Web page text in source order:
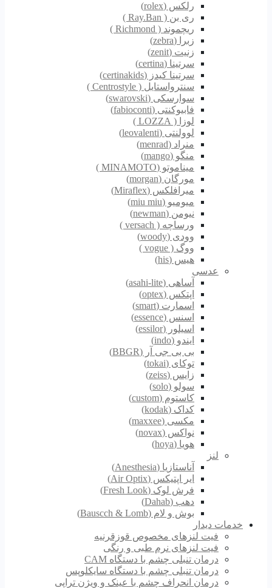
رلکس (rolex)
ری بن ( Ray.Ban )
ریچموند ( Richmond )
زبرا (zebra)
زنیت (zenit)
سرتینا (certina)
سرتینا کیدز (certinakids)
سنترواستایل ( Centrostyle )
سوارسکی (swarovski)
فابیوکنتی (fabioconti)
لوزا ( LOZZA )
لوولنتی (leovalenti)
منراد (menrad)
منگو (mango)
میناموتو (MINAMOTO )
مورگان (morgan)
میرافلکس (Miraflex)
میومیو (miu miu)
نیومن (newman)
ورساچه ( versach )
وودی (woody)
ووگ ( vogue )
هیس (his)
عدسی
آساهی (asahi-lite)
اپتکس (optex)
اسمارت (smart)
اسنس (essence)
اسیلور (essilor)
ایندو (indo)
بی بی جی آر (BBGR)
توکای (tokai)
زایس (zeiss)
سولو (solo)
کاستوم (custom)
کداک (kodak)
مکسی (maxxee)
نواکس (novax)
هویا (hoya)
لنز
آناستازیا (Anesthesia)
ایر اپتیکس (Air Optix)
فرش لوک (Fresh Look)
دهب (Dahab)
بوش و لام (Bauscch & Lomb)
خدمات دیدار
فیت لنزهای مخصوص قوزقرنیه
فیت لنزهای نرم طبی و رنگی
درمان تنبلی چشم با دستگاه CAM
درمان تنبلی چشم با دستگاه سایکلوپس
درمان انحراف چشم با عینک و ویژن تراپی